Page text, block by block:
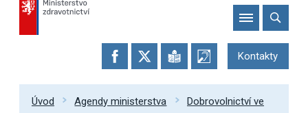
Kontakty
Úvod Agendy ministerstva
Dobrovolnictví ve